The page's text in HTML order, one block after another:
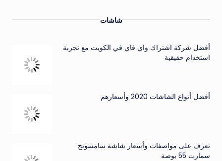
شاشات
أفضل شركة اشتراك واي فاي في الكويت مع تجربة
استخدام حقيقية
أفضل أنواع الشاشات 2020 وأسعارهم
تعرف على مواصفات وأسعار شاشة سامسونج
سمارت 55 بوصة